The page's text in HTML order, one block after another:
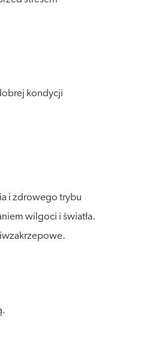
kondycji
i zdrowego trybu
wilgoci i światła.